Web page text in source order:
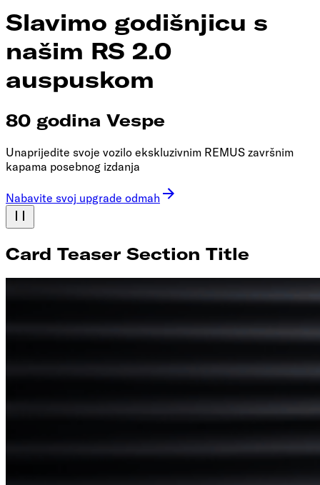
Slavimo godišnjicu s
našim RS 2.0
auspuskom
80 godina Vespe
Unaprijedite svoje vozilo ekskluzivnim REMUS završnim
kapama posebnog izdanja
Nabavite svoj upgrade odmah
Card Teaser Section Title